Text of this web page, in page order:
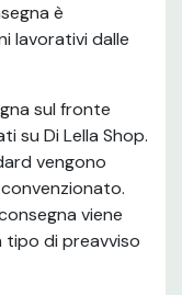
è
lavorativi dalle
sul fronte
Di Lella Shop.
vengono
viene
di preavviso